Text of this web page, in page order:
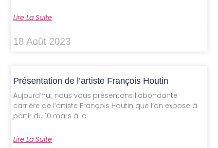
Lire La Suite
18 Août 2023
Présentation de l’artiste François Houtin
Aujourd’hui, nous vous présentons l’abondante
carrière de l’artiste François Houtin que l’on expose à
partir du 10 mars à la
Lire La Suite